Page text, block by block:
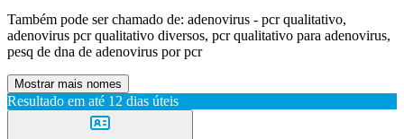
Também pode ser chamado de: adenovirus - pcr qualitativo,
adenovirus pcr qualitativo diversos, pcr qualitativo para adenovirus,
pesq de dna de adenovirus por pcr
Mostrar mais nomes
Resultado em até 12 dias úteis